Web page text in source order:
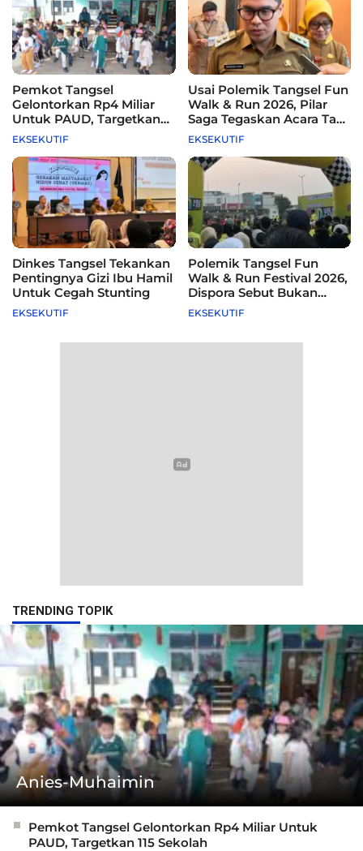
Pemkot Tangsel
Gelontorkan Rp4 Miliar
Untuk PAUD, Targetkan
115 Sekolah
EKSEKUTIF
Usai Polemik Tangsel Fun
Walk & Run 2026, Pilar
Saga Tegaskan Acara Tak
Difasilitasi Pemkot
EKSEKUTIF
Dinkes Tangsel Tekankan
Pentingnya Gizi Ibu Hamil
Untuk Cegah Stunting
EKSEKUTIF
Polemik Tangsel Fun
Walk & Run Festival 2026,
Dispora Sebut Bukan
Agenda Pemkot
EKSEKUTIF
TRENDING TOPIK
Anies-Muhaimin
Pemkot Tangsel Gelontorkan Rp4 Miliar Untuk
PAUD, Targetkan 115 Sekolah